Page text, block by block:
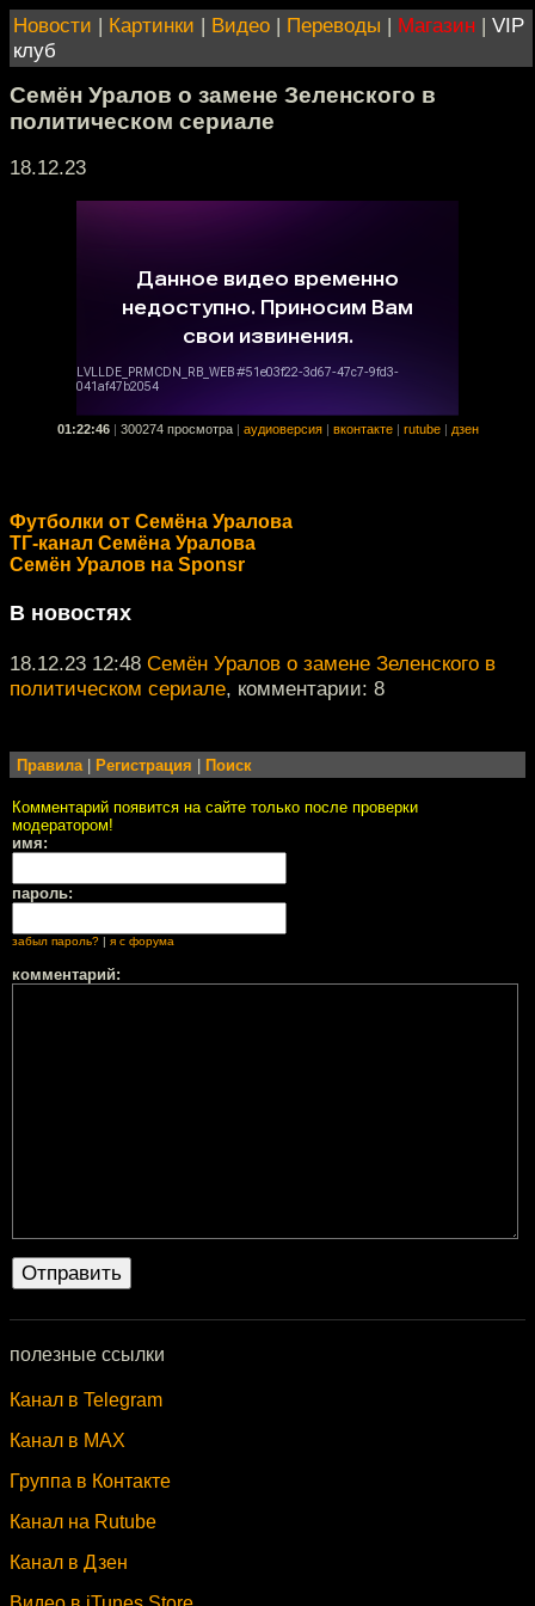
Новости | Картинки | Видео | Переводы | Магазин | VIP
клуб
Семён Уралов о замене Зеленского в
политическом сериале
18.12.23
01:22:46 300274 просмотра аудиоверсия вконтакте rutube дзен
Футболки от Семёна Уралова
ТГ-канал Семёна Уралова
Семён Уралов на Sponsr
В новостях
18.12.23 12:48 Семён Уралов о замене Зеленского в
политическом сериале, комментарии: 8
Правила| Регистрация Поиск
Комментарий появится на сайте только после проверки
модератором!
имя:
пароль:
забыл пароль? я с форума
комментарий:
полезные ссылки
Канал в Telegram
Канал в MAX
Группа в Контакте
Канал на Rutube
Канал в Дзен